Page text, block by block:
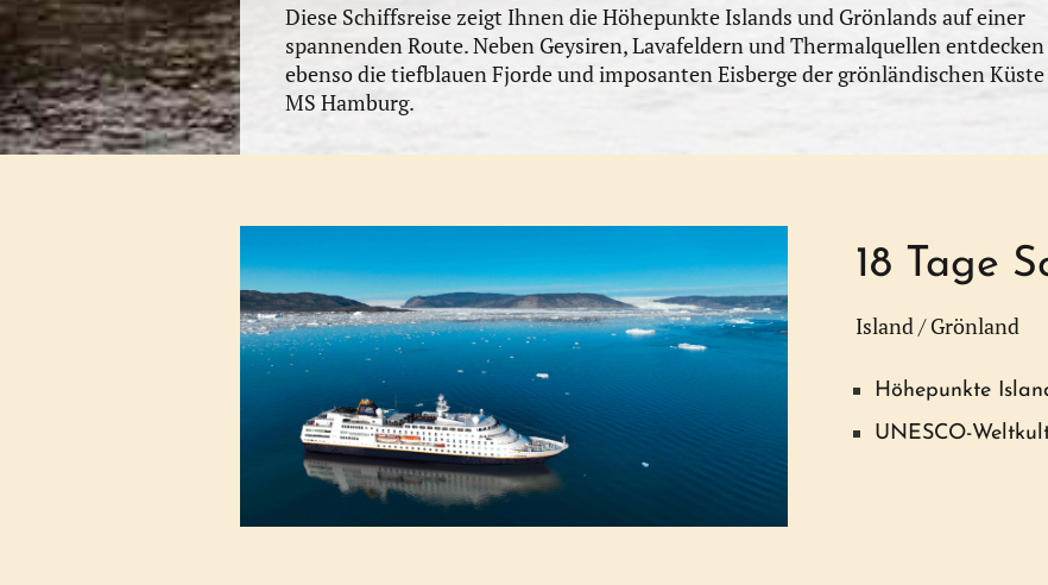
Diese Schiffsreise zeigt Ihnen die Höhepunkte Islands und Grönlands auf einer
spannenden Route. Neben Geysiren, Lavafeldern und Thermalquellen entdecken
ebenso die tiefblauen Fjorde und imposanten Eisberge der grönländischen
MS Hamburg.
18 Tage
Island / Grönland
Höhepunkte
UNESCO-